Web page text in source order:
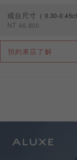
戒台尺寸 0.30-0.45ct
NT 46,800
克拉
0.30-0.45ct
預約來店了解